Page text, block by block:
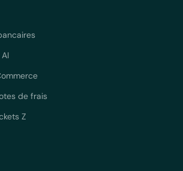
de frais
Z